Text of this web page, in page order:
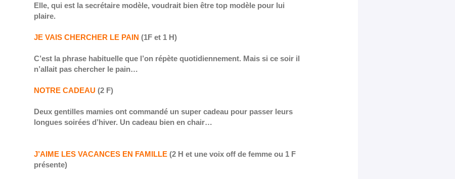
Elle, qui est la secrétaire modèle, voudrait bien être top modèle pour lui
plaire.
JE VAIS CHERCHER LE PAIN (1F et 1 H)
C’est la phrase habituelle que l’on répète quotidiennement. Mais si ce soir il
n’allait pas chercher le pain…
NOTRE CADEAU (2 F)
Deux gentilles mamies ont commandé un super cadeau pour passer leurs
longues soirées d’hiver. Un cadeau bien en chair…
J’AIME LES VACANCES EN FAMILLE(2 H et une voix off de femme ou 1 F
présente)